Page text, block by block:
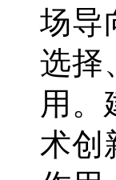
场导
选择
用。
术创